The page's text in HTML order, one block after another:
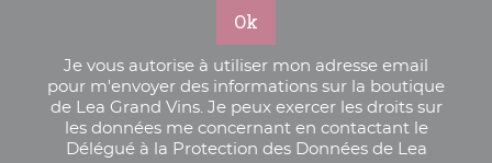
Je vous autorise à utiliser mon adresse email
pour m'envoyer des informations sur la boutique
de Lea Grand Vins. Je peux exercer les droits sur
les données me concernant en contactant le
Délégué à la Protection des Données de Lea